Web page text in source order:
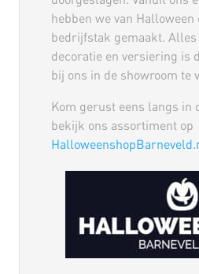
hebben we van Halloween
bedrijfstak gemaakt. Alles
decoratie en versiering is
bij ons in de showroom te
Kom gerust eens langs in
bekijk ons assortiment op